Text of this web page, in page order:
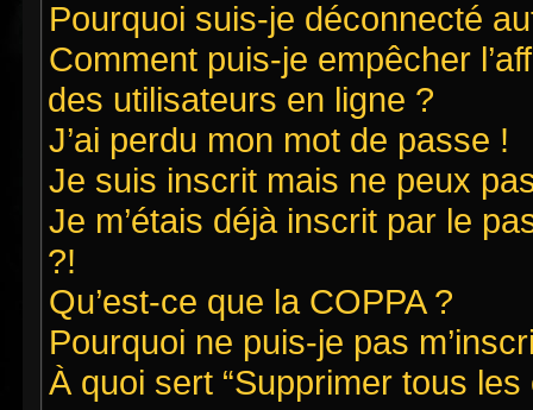
Pourquoi suis-je déconnecté
Comment puis-je empêcher
des utilisateurs en ligne ?
J’ai perdu mon mot de passe !
Je suis inscrit mais ne peux
Je m’étais déjà inscrit par le
?!
Qu’est-ce que la COPPA ?
Pourquoi ne puis-je pas
À quoi sert “Supprimer tous